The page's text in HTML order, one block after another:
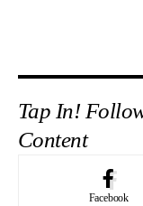
Tap In!
Content
Facebook